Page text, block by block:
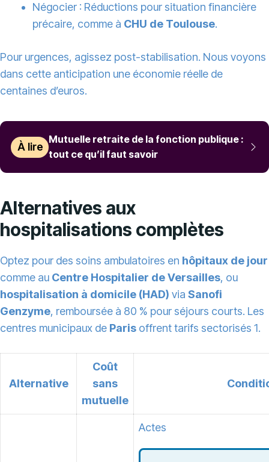
Négocier : Réductions pour situation financière
précaire, comme à CHU de Toulouse.
Pour urgences, agissez post-stabilisation. Nous voyons
dans cette anticipation une économie réelle de
centaines d’euros.
À lire
Mutuelle retraite de la fonction publique :
tout ce qu’il faut savoir
Alternatives aux
hospitalisations complètes
Optez pour des soins ambulatoires en hôpitaux de jour
comme au Centre Hospitalier de Versailles, ou
hospitalisation à domicile (HAD) via Sanofi
Genzyme, remboursée à 80 % pour séjours courts. Les
centres municipaux de Paris offrent tarifs sectorisés 1.
Alternative
Coût
sans
mutuelle
Actes